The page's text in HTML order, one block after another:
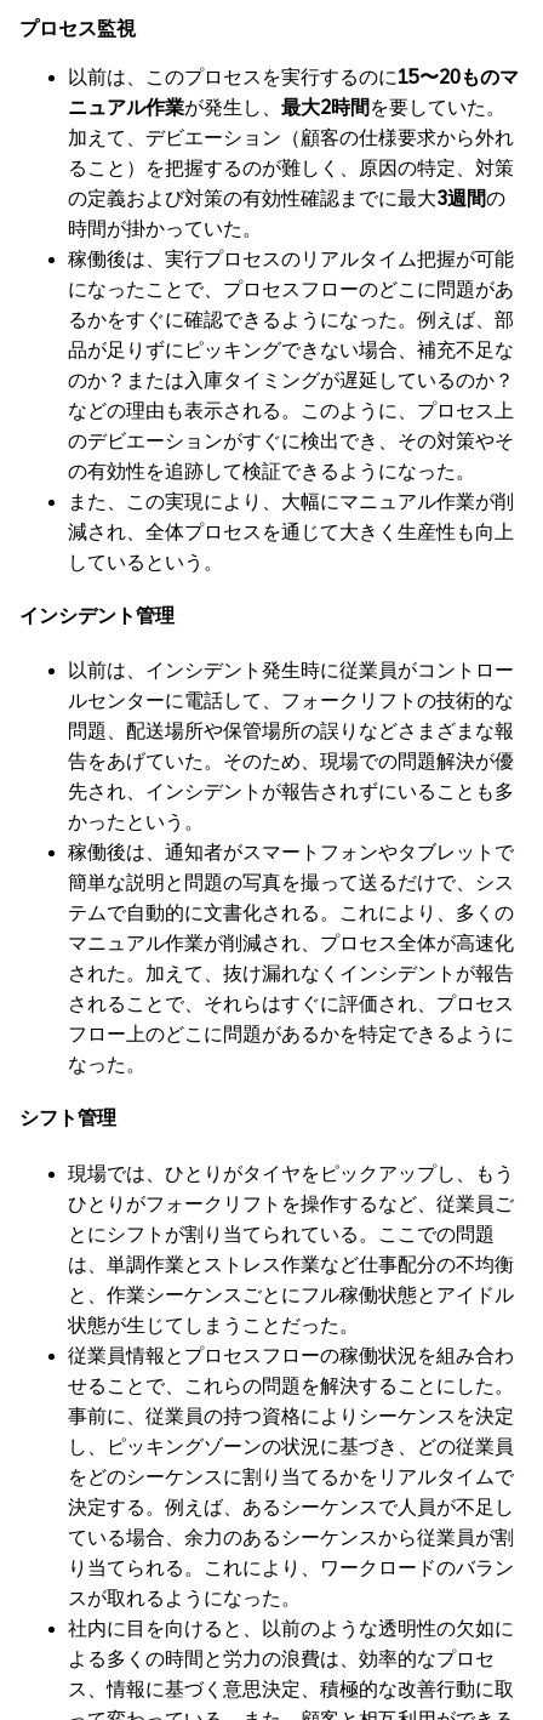
プロセス監視
以前は、このプロセスを実行するのに15〜20ものマ
ニュアル作業が発生し、 最大2時間 を要していた。
加えて、デビエーション（顧客の仕様要求から外れ
ること）を把握するのが難しく、原因の特定、対策
の定義および対策の有効性確認までに最大3週間の
時間が掛かっていた。
稼働後は、実行プロセスのリアルタイム把握が可能
になったことで、プロセスフローのどこに問題があ
るかをすぐに確認できるようになった。例えば、部
品が足りずにピッキングできない場合、補充不足な
のか？または入庫タイミングが遅延しているのか？
などの理由も表示される。このように、プロセス上
のデビエーションがすぐに検出でき、その対策やそ
の有効性を追跡して検証できるようになった。
また、この実現により、大幅にマニュアル作業が削
減され、全体プロセスを通じて大きく生産性も向上
しているという。
インシデント管理
以前は、インシデント発生時に従業員がコントロー
ルセンターに電話して、フォークリフトの技術的な
問題、配送場所や保管場所の誤りなどさまざまな報
告をあげていた。そのため、現場での問題解決が優
先され、インシデントが報告されずにいることも多
かったという。
稼働後は、通知者がスマートフォンやタブレットで
簡単な説明と問題の写真を撮って送るだけで、シス
テムで自動的に文書化される。これにより、多くの
マニュアル作業が削減され、プロセス全体が高速化
された。加えて、抜け漏れなくインシデントが報告
されることで、それらはすぐに評価され、プロセス
フロー上のどこに問題があるかを特定できるように
なった。
シフト管理
現場では、ひとりがタイヤをピックアップし、もう
ひとりがフォークリフトを操作するなど、従業員ご
とにシフトが割り当てられている。ここでの問題
は、単調作業とストレス作業など仕事配分の不均衡
と、作業シーケンスごとにフル稼働状態とアイドル
状態が生じてしまうことだった。
従業員情報とプロセスフローの稼働状況を組み合わ
せることで、これらの問題を解決することにした。
事前に、従業員の持つ資格によりシーケンスを決定
し、ピッキングゾーンの状況に基づき、どの従業員
をどのシーケンスに割り当てるかをリアルタイムで
決定する。例えば、あるシーケンスで人員が不足し
ている場合、余力のあるシーケンスから従業員が割
り当てられる。これにより、ワークロードのバラン
スが取れるようになった。
社内に目を向けると、以前のような透明性の欠如に
よる多くの時間と労力の浪費は、効率的なプロセ
ス、情報に基づく意思決定、積極的な改善行動に取